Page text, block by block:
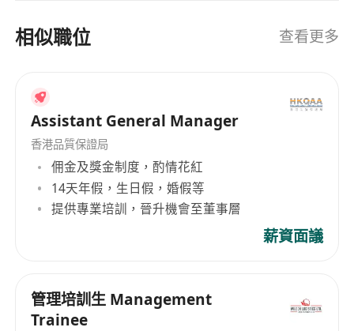
相似職位 查看更多
Assistant General Manager
香港品質保證局
佣金及獎金制度，酌情花紅
14天年假，生日假，婚假等
提供專業培訓，晉升機會至董事層
薪資面議
管理培訓生 Management
Trainee